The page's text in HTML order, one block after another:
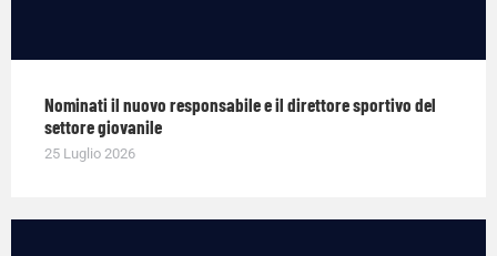
Nominati il nuovo responsabile e il direttore sportivo del
settore giovanile
25 Luglio 2026